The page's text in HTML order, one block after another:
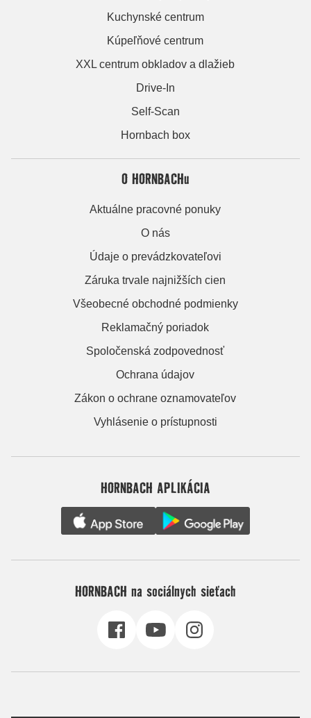
Kuchynské centrum
Kúpeľňové centrum
XXL centrum obkladov a dlažieb
Drive-In
Self-Scan
Hornbach box
O HORNBACHu
Aktuálne pracovné ponuky
O nás
Údaje o prevádzkovateľovi
Záruka trvale najnižších cien
Všeobecné obchodné podmienky
Reklamačný poriadok
Spoločenská zodpovednosť
Ochrana údajov
Zákon o ochrane oznamovateľov
Vyhlásenie o prístupnosti
HORNBACH APLIKÁCIA
HORNBACH na sociálnych sieťach